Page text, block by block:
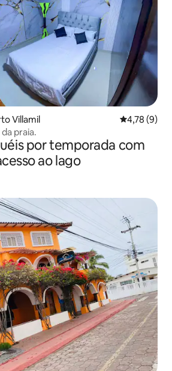
Villamil 4,78 de
4,78 (9)
praia.
por temporada com
ao lago